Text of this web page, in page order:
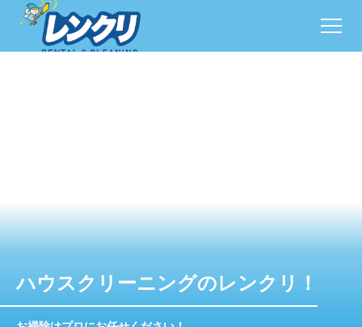
ハウスクリーニングのレンクリ！